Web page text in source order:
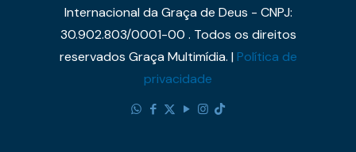
Internacional da Graça de Deus - CNPJ:
30.902.803/0001-00 . Todos os direitos
reservados Graça Multimídia. |Política de
privacidade